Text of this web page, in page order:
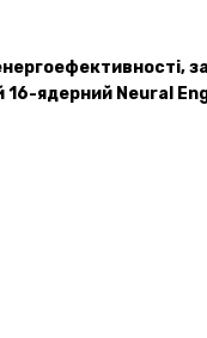
ядерний Neural